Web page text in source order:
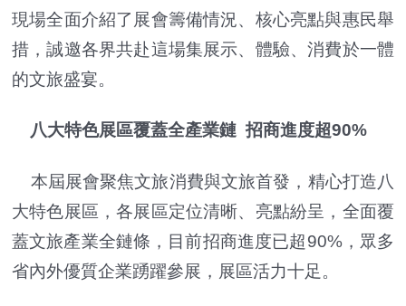
現場全面介紹了展會籌備情況、核心亮點與惠民舉
措，誠邀各界共赴這場集展示、體驗、消費於一體
的文旅盛宴。
八大特色展區覆蓋全產業鏈 招商進度超90%
本屆展會聚焦文旅消費與文旅首發，精心打造八
大特色展區，各展區定位清晰、亮點紛呈，全面覆
蓋文旅產業全鏈條，目前招商進度已超90%，眾多
省內外優質企業踴躍參展，展區活力十足。